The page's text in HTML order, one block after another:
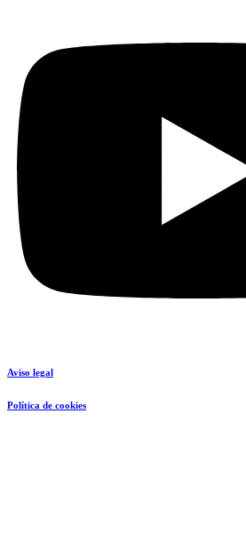
Aviso legal
Política de cookies